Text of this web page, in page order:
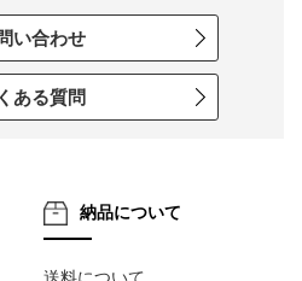
い合わせ
ある質問
納品について
送料について